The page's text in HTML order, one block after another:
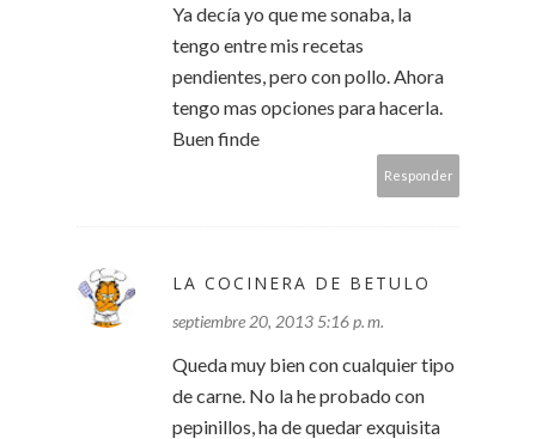
Ya decía yo que me sonaba, la
tengo entre mis recetas
pendientes, pero con pollo. Ahora
tengo mas opciones para hacerla.
Buen finde
Responder
LA COCINERA DE BETULO
septiembre 20, 2013 5:16 p. m.
Queda muy bien con cualquier tipo
de carne. No la he probado con
pepinillos, ha de quedar exquisita